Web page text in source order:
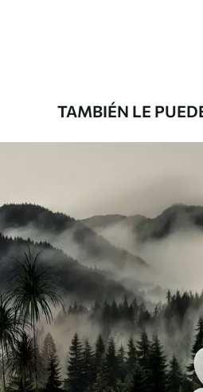
Vinilo Premium
43816.6726290.00$/m²
TAMBIÉN LE